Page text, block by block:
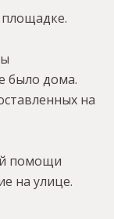
площадке.
было дома.
на
помощи
на улице.